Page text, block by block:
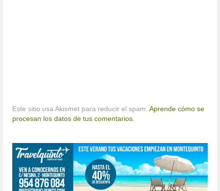
Este sitio usa Akismet para reducir el spam.Aprende cómo se
procesan los datos de tus comentarios.